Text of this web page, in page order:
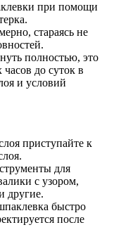
при помощи
стараясь не
полностью, это
часов до суток в
и условий
приступайте к
для
с узором,
другие.
быстро
после